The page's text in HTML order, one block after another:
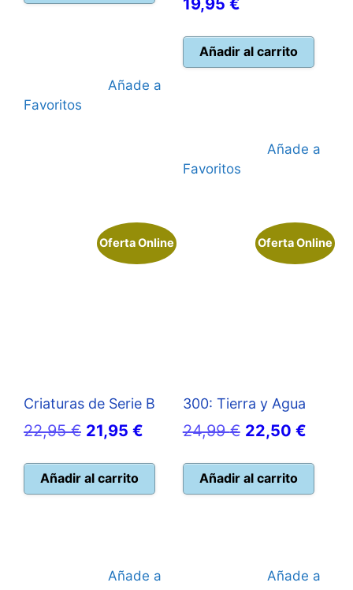
era:
es:
10,00 €.
Añade a
Favoritos
era:
25,00 €.
19,95 €
actual
es:
Añadir al carrito
Añade a
Favoritos
Oferta Online
Criaturas de Serie B
22,95€ El
original
era:
21,95 €
es:
Añadir al carrito
Añade a
Oferta Online
300: Tierra y Agua
24,99€ El
original
era:
22,50 €El
es:
Añadir al carrito
Añade a